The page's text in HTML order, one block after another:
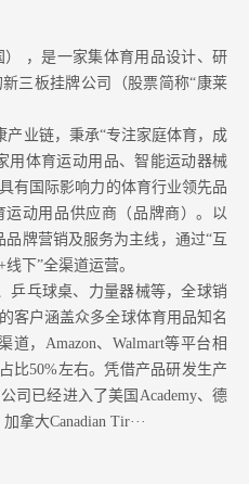
） ，是一家集体育用品设计、研
三板挂牌公司（股票简称“康莱
产业链，秉承“专注家庭体育，成
用体育运动用品、智能运动器械
有国际影响力的体育行业领先品
动用品供应商（品牌商）。以
品牌营销及服务为主线，通过“互
下”全渠道运营。
乒乓球桌、力量器械等，全球销
客户涵盖众多全球体育用品知名
道，Amazon、Walmart等平台相
比50%左右。凭借产品研发生产
司已经进入了美国Academy、德
拿大Canadian Tir···